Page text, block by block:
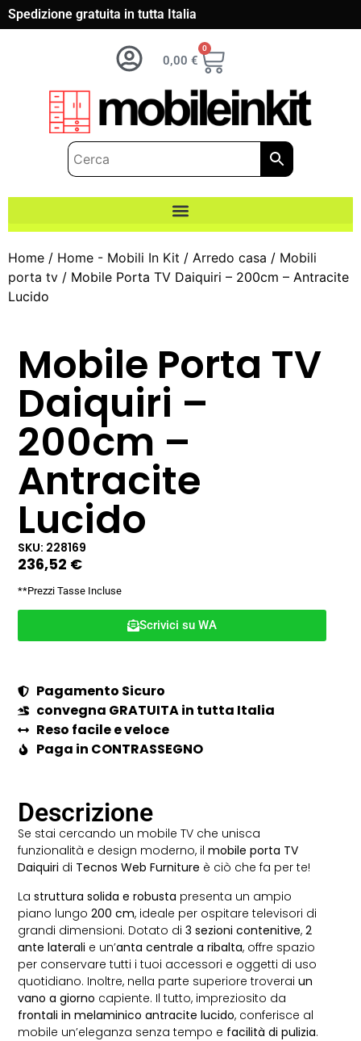
Spedizione gratuita in tutta Italia
0,00 €
0
Home / Home - Mobili In Kit / Arredo casa / Mobili
porta tv / Mobile Porta TV Daiquiri – 200cm – Antracite
Lucido
Mobile Porta TV
Daiquiri –
200cm –
Antracite
Lucido
SKU: 228169
236,52 €
**Prezzi Tasse Incluse
Scrivici su WA
Pagamento Sicuro
convegna GRATUITA in tutta Italia
Reso facile e veloce
Paga in CONTRASSEGNO
Descrizione
Se stai cercando un mobile TV che unisca
funzionalità e design moderno, ilmobile porta TV
Daiquiri di Tecnos Web Furniture è ciò che fa per te!
Lastruttura solida e robusta presenta un ampio
piano lungo200 cm, ideale per ospitare televisori di
grandi dimensioni. Dotato di3 sezioni contenitive,2
ante laterali e un’anta centrale a ribalta, offre spazio
per conservare tutti i tuoi accessori e oggetti di uso
quotidiano. Inoltre, nella parte superiore troveraiun
vano a giorno capiente. Il tutto, impreziosito da
frontali in melaminico antracite lucido, conferisce al
mobile un’eleganza senza tempo e facilità di pulizia.